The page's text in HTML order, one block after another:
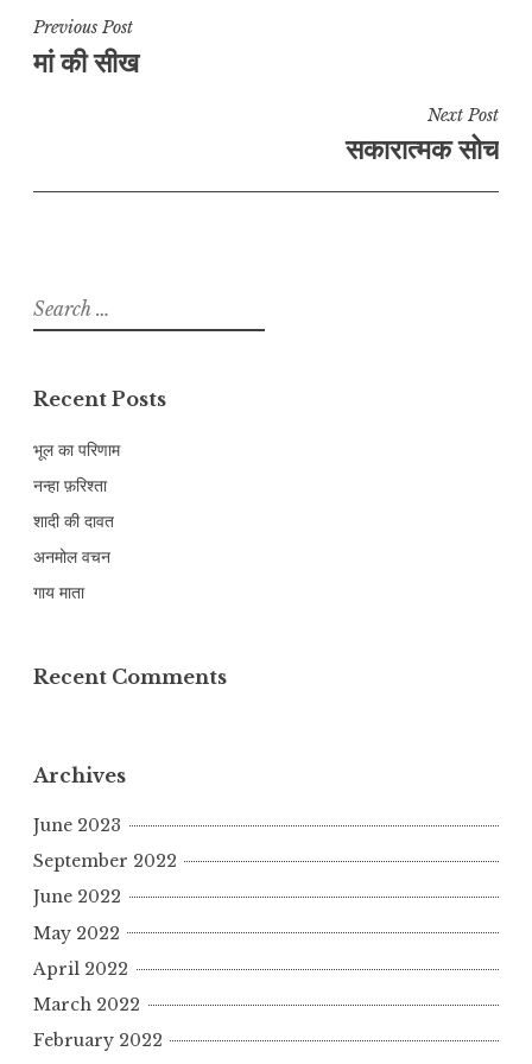
Post
navigation
Previous Post
मां की सीख
Next Post
सकारात्मक सोच
Search
for:
Recent Posts
भूल का परिणाम
नन्हा फ़रिश्ता
शादी की दावत
अनमोल वचन
गाय माता
Recent Comments
Archives
June 2023
September 2022
June 2022
May 2022
April 2022
March 2022
February 2022